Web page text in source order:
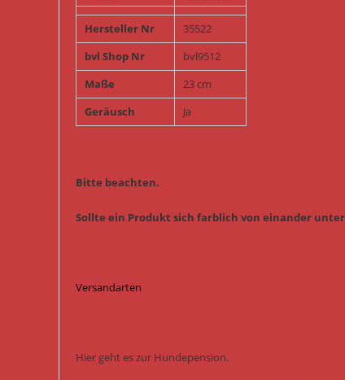
Hersteller Nr
35522
bvl Shop Nr
bvl9512
Maße
23 cm
Geräusch
Ja
Bitte beachten.
Sollte ein Produkt sich farblich von einander
Versandarten
Hier geht es zur Hundepension.